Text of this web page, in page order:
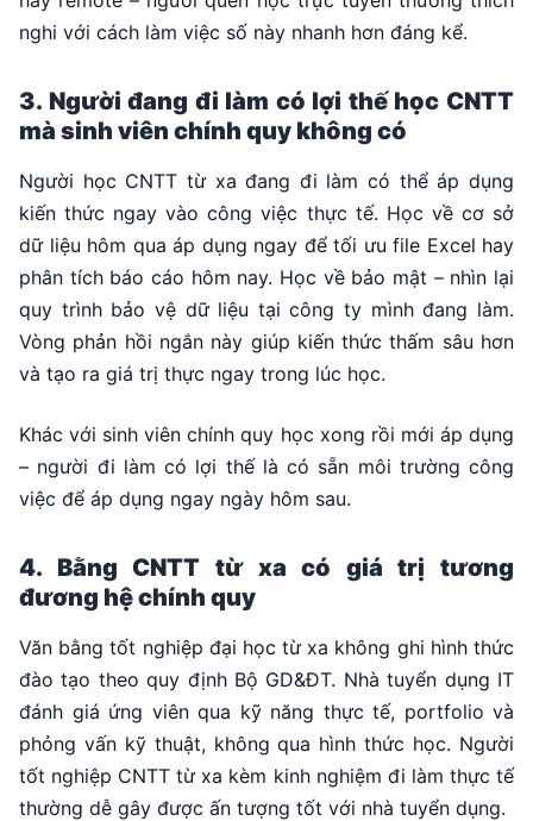
nghi với cách làm việc số này nhanh hơn đáng kể.
3. Người đang đi làm có lợi thế học CNTT
mà sinh viên chính quy không có
Người học CNTT từ xa đang đi làm có thể áp dụng
kiến thức ngay vào công việc thực tế. Học về cơ sở
dữ liệu hôm qua áp dụng ngay để tối ưu file Excel hay
phân tích báo cáo hôm nay. Học về bảo mật – nhìn lại
quy trình bảo vệ dữ liệu tại công ty mình đang làm.
Vòng phản hồi ngắn này giúp kiến thức thấm sâu hơn
và tạo ra giá trị thực ngay trong lúc học.
Khác với sinh viên chính quy học xong rồi mới áp dụng
– người đi làm có lợi thế là có sẵn môi trường công
việc để áp dụng ngay ngày hôm sau.
4. Bằng CNTT từ xa có giá trị tương
đương hệ chính quy
Văn bằng tốt nghiệp đại học từ xa không ghi hình thức
đào tạo theo quy định Bộ GD&ĐT. Nhà tuyển dụng IT
đánh giá ứng viên qua kỹ năng thực tế, portfolio và
phỏng vấn kỹ thuật, không qua hình thức học. Người
tốt nghiệp CNTT từ xa kèm kinh nghiệm đi làm thực tế
thường dễ gây được ấn tượng tốt với nhà tuyển dụng.